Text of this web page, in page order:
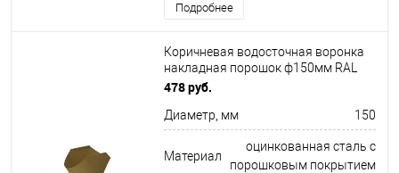
Подробнее
Коричневая водосточная воронка
накладная порошок ф150мм RAL
8000
478 руб.
Диаметр, мм 150
Материал
оцинкованная сталь с
порошковым покрытием